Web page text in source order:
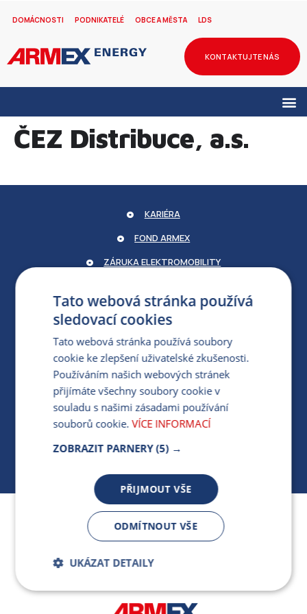
DOMÁCNOSTI PODNIKATELÉ OBCE A MĚSTA LDS
KONTAKTUJTE NÁS
ČEZ Distribuce, a.s.
Jsme součástí skupiny ARMEX a členem Asociace
nezávislých dodavatelů energií.
KARIÉRA
FOND ARMEX
ZÁRUKA ELEKTROMOBILITY
PRO MÉDIA
MÁM DOTAZ KE STÁVAJÍCÍ SMLOUVĚ
412 154 154
PO-PÁ 7:30-17:00
Tato webová stránka používá
sledovací cookies
Tato webová stránka používá soubory
cookie ke zlepšení uživatelské zkušenosti.
Používáním našich webových stránek
přijímáte všechny soubory cookie v
souladu s našimi zásadami používání
souborů cookie. VÍCE INFORMACÍ
ZOBRAZIT PARNERY (5) →
PŘIJMOUT VŠE
ODMÍTNOUT VŠE
UKÁZAT DETAILY
Bezpodmínečně
nutné soubory
Výkonnostní